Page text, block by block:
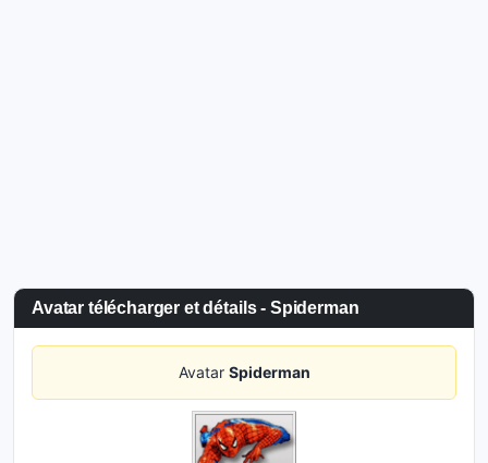
Avatar télécharger et détails - Spiderman
Avatar Spiderman